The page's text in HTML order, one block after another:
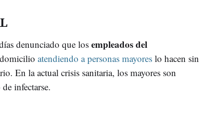
denunciado que los empleados del
atendiendo a personas mayores lo hacen sin
En la actual crisis sanitaria, los mayores son
infectarse.